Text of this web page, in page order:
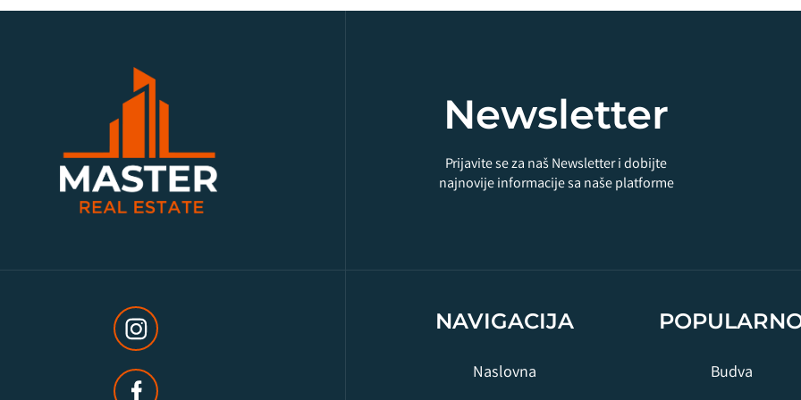
Newsletter
Prijavite se za naš Newsletter i dobijte
najnovije informacije sa naše platforme
NAVIGACIJA
Naslovna Budva